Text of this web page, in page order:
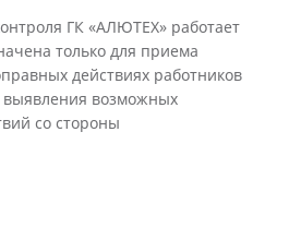
ГК «АЛЮТЕХ» работает
только для приема
действиях работников
возможных
со стороны